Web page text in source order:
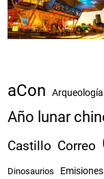
aCon Arqueología
Año lunar
Castillo Correo
Dinosaurios